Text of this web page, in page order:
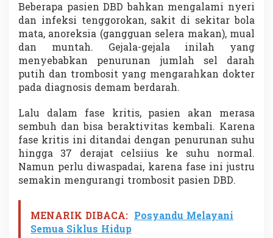
i
M
n
g
o
b
a
t
Beberapa pasien DBD bahkan mengalami nyeri
dan infeksi tenggorokan, sakit di sekitar bola
mata, anoreksia (gangguan selera makan), mual
dan muntah. Gejala-gejala inilah yang
menyebabkan penurunan jumlah sel darah
putih dan trombosit yang mengarahkan dokter
pada diagnosis demam berdarah.
Lalu dalam fase kritis, pasien akan merasa
sembuh dan bisa beraktivitas kembali. Karena
fase kritis ini ditandai dengan penurunan suhu
hingga 37 derajat celsiius ke suhu normal.
Namun perlu diwaspadai, karena fase ini justru
semakin mengurangi trombosit pasien DBD.
MENARIK DIBACA: Posyandu Melayani
Semua Siklus Hidup